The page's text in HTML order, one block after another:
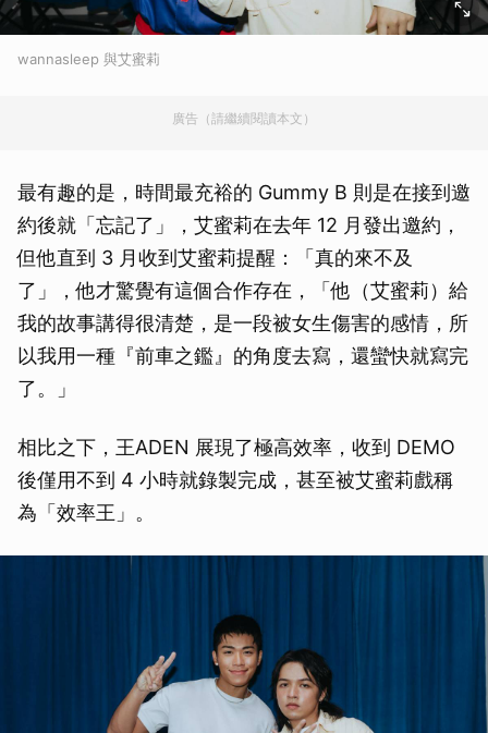
wannasleep 與艾蜜莉
廣告（請繼續閱讀本文）
最有趣的是，時間最充裕的 Gummy B 則是在接到邀
約後就「忘記了」，艾蜜莉在去年 12 月發出邀約，
但他直到 3 月收到艾蜜莉提醒：「真的來不及
了」，他才驚覺有這個合作存在，「他（艾蜜莉）給
我的故事講得很清楚，是一段被女生傷害的感情，所
以我用一種『前車之鑑』的角度去寫，還蠻快就寫完
了。」
相比之下，王ADEN 展現了極高效率，收到 DEMO
後僅用不到 4 小時就錄製完成，甚至被艾蜜莉戲稱
為「效率王」。